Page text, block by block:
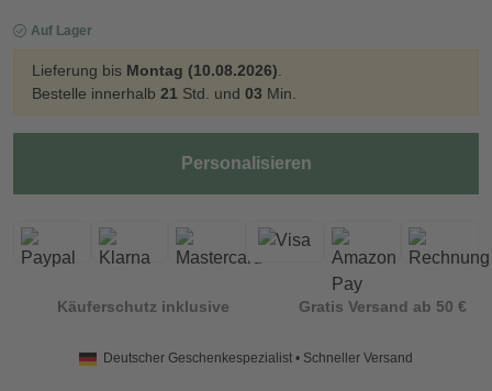
Auf Lager
Lieferung bis Montag (10.08.2026).
Bestelle innerhalb 21 Std. und 03 Min.
Personalisieren
Käuferschutz inklusive Gratis Versand ab 50 €
Deutscher Geschenkespezialist • Schneller Versand